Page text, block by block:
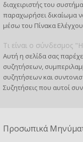
διαχειριστής του
παραχωρήσει δικαίωμα
μέσω του Πίνακα
Τι είναι ο σύνδεσμος
Αυτή η σελίδα σας
συζητήσεων,
συζητήσεων και
Συζητήσεις που αυτοί
Προσωπικά